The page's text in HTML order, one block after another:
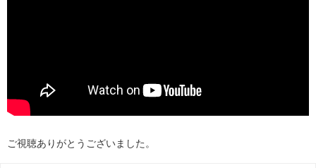
ご視聴ありがとうございました。